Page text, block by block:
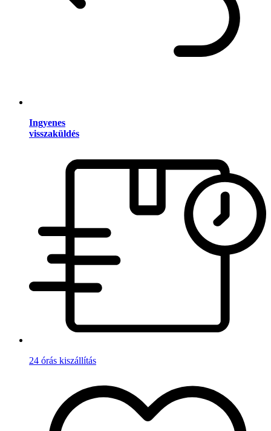
Ingyenes
visszaküldés
24 órás kiszállítás